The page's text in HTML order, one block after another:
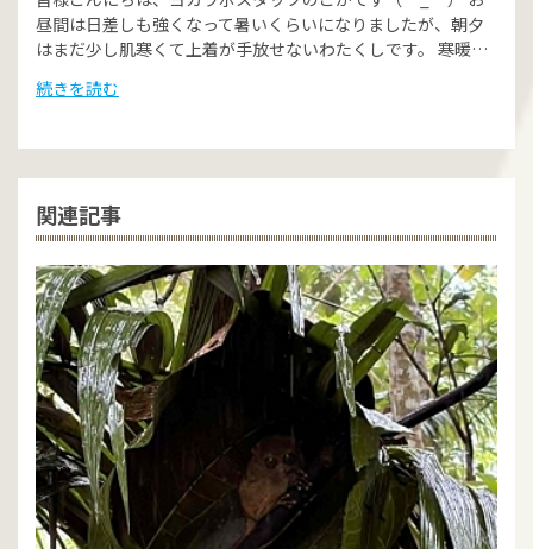
昼間は日差しも強くなって暑いくらいになりましたが、朝夕
はまだ少し肌寒くて上着が手放せないわたくしです。 寒暖…
続きを読む
関連記事